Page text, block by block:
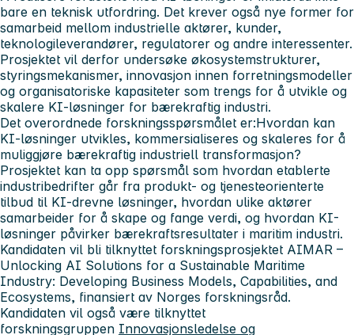
bare en teknisk utfordring. Det krever også nye former for
samarbeid mellom industrielle aktører, kunder,
teknologileverandører, regulatorer og andre interessenter.
Prosjektet vil derfor undersøke økosystemstrukturer,
styringsmekanismer, innovasjon innen forretningsmodeller
og organisatoriske kapasiteter som trengs for å utvikle og
skalere KI-løsninger for bærekraftig industri.
Det overordnede forskningsspørsmålet er:Hvordan kan
KI-løsninger utvikles, kommersialiseres og skaleres for å
muliggjøre bærekraftig industriell transformasjon?
Prosjektet kan ta opp spørsmål som hvordan etablerte
industribedrifter går fra produkt- og tjenesteorienterte
tilbud til KI-drevne løsninger, hvordan ulike aktører
samarbeider for å skape og fange verdi, og hvordan KI-
løsninger påvirker bærekraftsresultater i maritim industri.
Kandidaten vil bli tilknyttet forskningsprosjektet AIMAR –
Unlocking AI Solutions for a Sustainable Maritime
Industry: Developing Business Models, Capabilities, and
Ecosystems, finansiert av Norges forskningsråd.
Kandidaten vil også være tilknyttet
forskningsgruppen Innovasjonsledelse og